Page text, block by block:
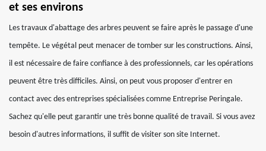
et ses environs
Les travaux d'abattage des arbres peuvent se faire après le passage d'une
tempête. Le végétal peut menacer de tomber sur les constructions. Ainsi,
il est nécessaire de faire confiance à des professionnels, car les opérations
peuvent être très difficiles. Ainsi, on peut vous proposer d'entrer en
contact avec des entreprises spécialisées comme Entreprise Peringale.
Sachez qu'elle peut garantir une très bonne qualité de travail. Si vous avez
besoin d'autres informations, il suffit de visiter son site Internet.